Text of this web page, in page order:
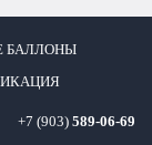
БАЛЛОНЫ
+7 (903) 589-06-69